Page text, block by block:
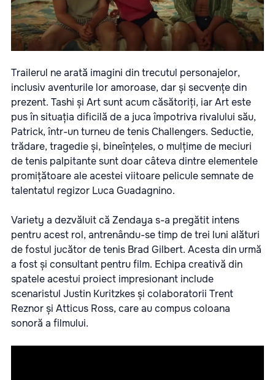
Trailerul ne arată imagini din trecutul personajelor,
inclusiv aventurile lor amoroase, dar și secvențe din
prezent. Tashi și Art sunt acum căsătoriți, iar Art este
pus în situația dificilă de a juca împotriva rivalului său,
Patrick, într-un turneu de tenis Challengers. Seductie,
trădare, tragedie și, bineînțeles, o mulțime de meciuri
de tenis palpitante sunt doar câteva dintre elementele
promițătoare ale acestei viitoare pelicule semnate de
talentatul regizor Luca Guadagnino.
Variety a dezvăluit că Zendaya s-a pregătit intens
pentru acest rol, antrenându-se timp de trei luni alături
de fostul jucător de tenis Brad Gilbert. Acesta din urmă
a fost și consultant pentru film. Echipa creativă din
spatele acestui proiect impresionant include
scenaristul Justin Kuritzkes și colaboratorii Trent
Reznor și Atticus Ross, care au compus coloana
sonoră a filmului.